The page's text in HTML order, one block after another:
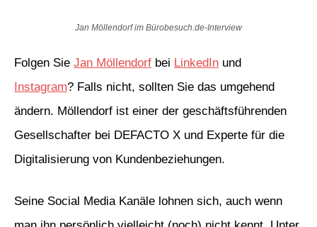
Jan Möllendorf im Bürobesuch.de-Interview
Folgen Sie Jan Möllendorf bei LinkedIn und
Instagram? Falls nicht, sollten Sie das umgehend
ändern. Möllendorf ist einer der geschäftsführenden
Gesellschafter bei DEFACTO X und Experte für die
Digitalisierung von Kundenbeziehungen.
Seine Social Media Kanäle lohnen sich, auch wenn